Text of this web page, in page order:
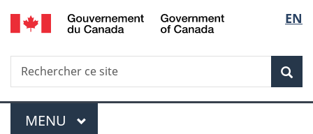
Passer
au
Passer
à
du
Passer
à
simplifiée
de
la
EN
Recherche
Rechercher
ce
Menu
MENU PRINCIPAL